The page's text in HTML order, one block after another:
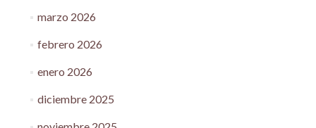
marzo 2026
febrero 2026
enero 2026
diciembre 2025